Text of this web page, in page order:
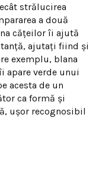
strălucirea
a două
căţeilor îi ajută
ajutaţi fiind şi
exemplu, blana
apare verde unui
acesta de un
ca formă şi
uşor recognosibil